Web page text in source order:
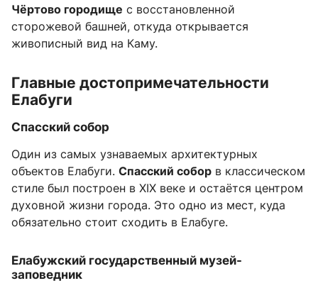
Чёртово городище с восстановленной
сторожевой башней, откуда открывается
живописный вид на Каму.
Главные достопримечательности
Елабуги
Спасский собор
Один из самых узнаваемых архитектурных
объектов Елабуги. Спасский собор в классическом
стиле был построен в XIX веке и остаётся центром
духовной жизни города. Это одно из мест, куда
обязательно стоит сходить в Елабуге.
Елабужский государственный музей-
заповедник